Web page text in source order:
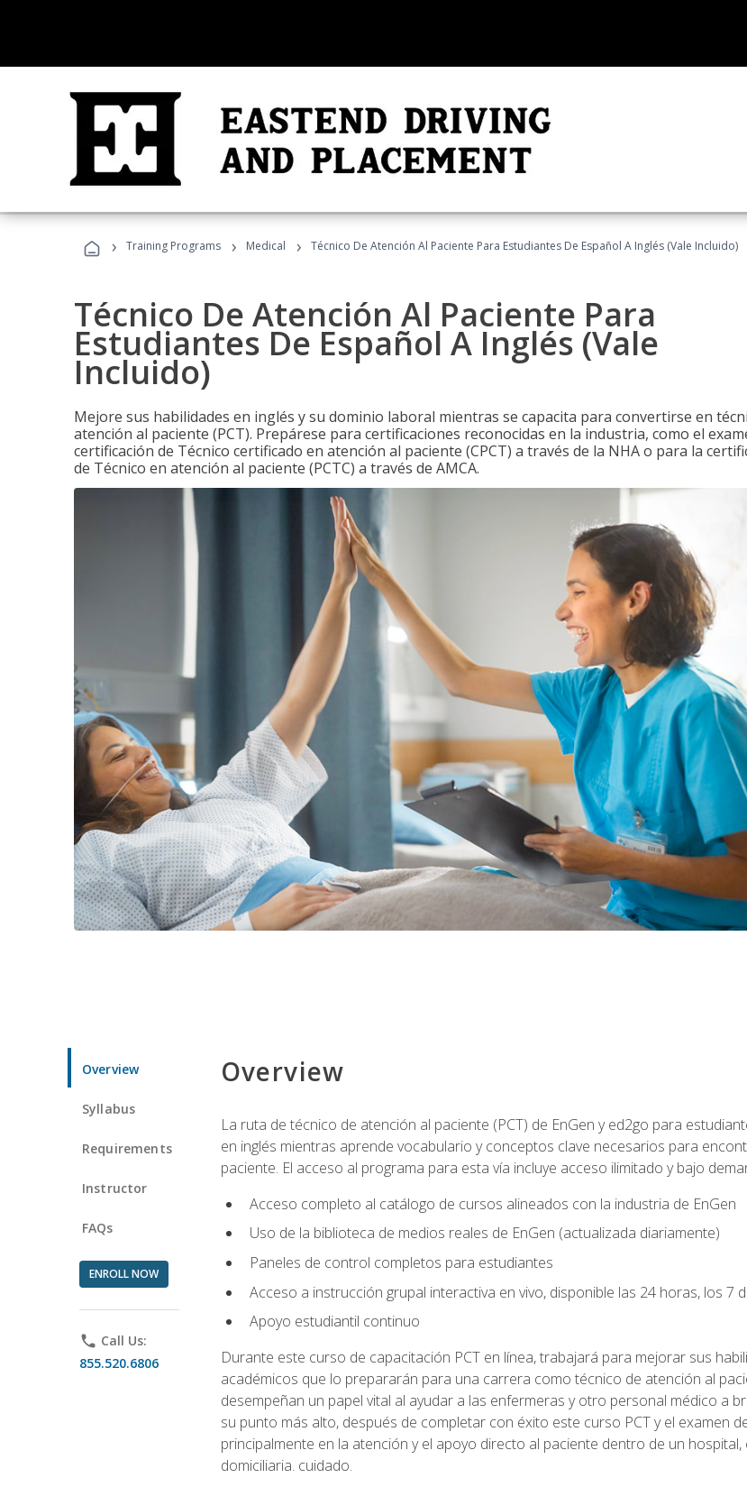
› Training Programs › Medical › Técnico De Atención Al Paciente Para Estudiantes De Español A Inglés (Vale Incluido)
Técnico De Atención Al Paciente Para
Estudiantes De Español A Inglés (Vale
Incluido)
Mejore sus habilidades en inglés y su dominio laboral mientras se capacita para convertirse en
atención al paciente (PCT). Prepárese para certificaciones reconocidas en la industria, como el
certificación de Técnico certificado en atención al paciente (CPCT) a través de la NHA o para la
de Técnico en atención al paciente (PCTC) a través de AMCA.
Overview
Syllabus
Requirements
Instructor
FAQs
ENROLL NOW
phone Call Us:
855.520.6806
Overview
La ruta de técnico de atención al paciente (PCT) de EnGen y ed2go para
en inglés mientras aprende vocabulario y conceptos clave necesarios para
paciente. El acceso al programa para esta vía incluye acceso ilimitado y bajo
Acceso completo al catálogo de cursos alineados con la industria de EnGen
Uso de la biblioteca de medios reales de EnGen (actualizada diariamente)
Paneles de control completos para estudiantes
Acceso a instrucción grupal interactiva en vivo, disponible las 24 horas, los 7
Apoyo estudiantil continuo
Durante este curso de capacitación PCT en línea, trabajará para mejorar sus
académicos que lo prepararán para una carrera como técnico de atención al
desempeñan un papel vital al ayudar a las enfermeras y otro personal médico a
su punto más alto, después de completar con éxito este curso PCT y el examen
principalmente en la atención y el apoyo directo al paciente dentro de un
domiciliaria. cuidado.